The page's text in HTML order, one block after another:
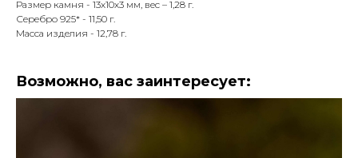
Размер камня - 13х10х3 мм, вес – 1,28 г.
Серебро 925* - 11,50 г.
Масса изделия - 12,78 г.
Возможно, вас заинтересует: